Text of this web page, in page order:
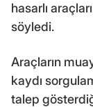
hasarlı
söyledi.
Araçların
kaydı
talep